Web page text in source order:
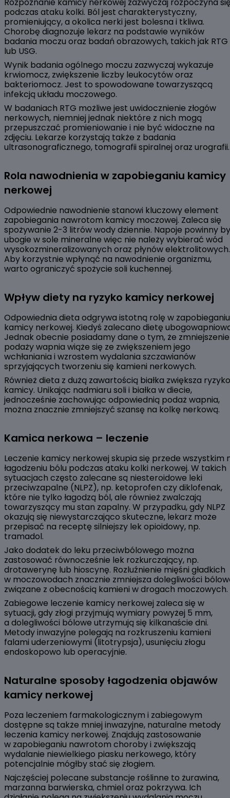
podczas ataku kolki. Ból jest charakterystyczny,
promieniujący, a okolica nerki jest bolesna i tkliwa.
Chorobę diagnozuje lekarz na podstawie wyników
badania moczu oraz badań obrazowych, takich jak RTG
lub USG.
Wynik badania ogólnego moczu zazwyczaj wykazuje
krwiomocz, zwiększenie liczby leukocytów oraz
bakteriomocz. Jest to spowodowane towarzyszącą
infekcją układu moczowego.
W badaniach RTG możliwe jest uwidocznienie złogów
nerkowych, niemniej jednak niektóre z nich mogą
przepuszczać promieniowanie i nie być widoczne na
zdjęciu. Lekarze korzystają także z badania
ultrasonograficznego, tomografii spiralnej oraz urografii.
Rola nawodnienia w zapobieganiu kamicy
nerkowej
Odpowiednie nawodnienie stanowi kluczowy element
zapobiegania nawrotom kamicy moczowej. Zaleca się
spożywanie 2-3 litrów wody dziennie. Napoje powinny
ubogie w sole mineralne więc nie należy wybierać wód
wysokozmineralizowanych oraz płynów elektrolitowych.
Aby korzystnie wpłynąć na nawodnienie organizmu,
warto ograniczyć spożycie soli kuchennej.
Wpływ diety na ryzyko kamicy nerkowej
Odpowiednia dieta odgrywa istotną rolę w zapobieganiu
kamicy nerkowej. Kiedyś zalecano dietę
Jednak obecnie posiadamy dane o tym, że zmniejszenie
podaży wapnia wiąże się ze zwiększeniem jego
wchłaniania i wzrostem wydalania szczawianów
sprzyjających tworzeniu się kamieni nerkowych.
Również dieta z dużą zawartością białka zwiększa ryzyko
kamicy. Unikając nadmiaru soli i białka w diecie,
jednocześnie zachowując odpowiednią podaż wapnia,
można znacznie zmniejszyć szansę na kolkę nerkową.
Kamica nerkowa – leczenie
Leczenie kamicy nerkowej skupia się przede wszystkim
łagodzeniu bólu podczas ataku kolki nerkowej. W takich
sytuacjach często zalecane są niesteroidowe leki
przeciwzapalne (NLPZ), np. ketoprofen czy diklofenak,
które nie tylko łagodzą ból, ale również zwalczają
towarzyszący mu stan zapalny. W przypadku, gdy NLPZ
okazują się niewystarczająco skuteczne, lekarz może
przepisać na receptę silniejszy lek opioidowy, np.
tramadol.
Jako dodatek do leku przeciwbólowego można
zastosować równocześnie lek rozkurczający, np.
drotawerynę lub hioscynę. Rozluźnienie mięśni gładkich
w moczowodach znacznie zmniejsza dolegliwości
związane z obecnością kamieni w drogach moczowych.
Zabiegowe leczenie kamicy nerkowej zaleca się w
sytuacji, gdy złogi przyjmują wymiary powyżej 5 mm,
a dolegliwości bólowe utrzymują się kilkanaście dni.
Metody inwazyjne polegają na rozkruszeniu kamieni
falami uderzeniowymi (litotrypsja), usunięciu złogu
endoskopowo lub operacyjnie.
Naturalne sposoby łagodzenia objawów
kamicy nerkowej
Poza leczeniem farmakologicznym i zabiegowym
dostępne są także mniej inwazyjne, naturalne metody
leczenia kamicy nerkowej. Znajdują zastosowanie
w zapobieganiu nawrotom choroby i zwiększają
wydalanie niewielkiego piasku nerkowego, który
potencjalnie mógłby stać się złogiem.
Najczęściej polecane substancje roślinne to żurawina,
marzanna barwierska, chmiel oraz pokrzywa. Ich